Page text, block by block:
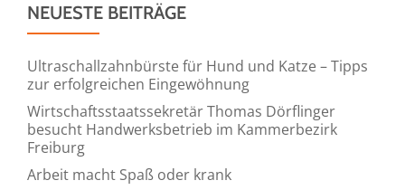
NEUESTE BEITRÄGE
Ultraschallzahnbürste für Hund und Katze – Tipps
zur erfolgreichen Eingewöhnung
Wirtschaftsstaatssekretär Thomas Dörflinger
besucht Handwerksbetrieb im Kammerbezirk
Freiburg
Arbeit macht Spaß oder krank